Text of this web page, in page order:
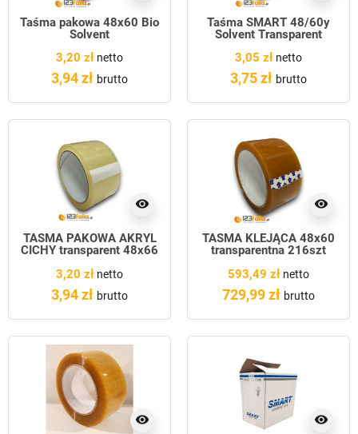
Taśma pakowa 48x60 Bio
Solvent
3,20 zł netto
3,94 zł brutto
Taśma SMART 48/60y
Solvent Transparent
3,05 zł netto
3,75 zł brutto
visibility
TAŚMA PAKOWA AKRYL
CICHY transparent 48x66
3,20 zł netto
3,94 zł brutto
visibility
TAŚMA KLEJĄCA 48x60
transparentna 216szt
593,49 zł netto
729,99 zł brutto
visibility visibility